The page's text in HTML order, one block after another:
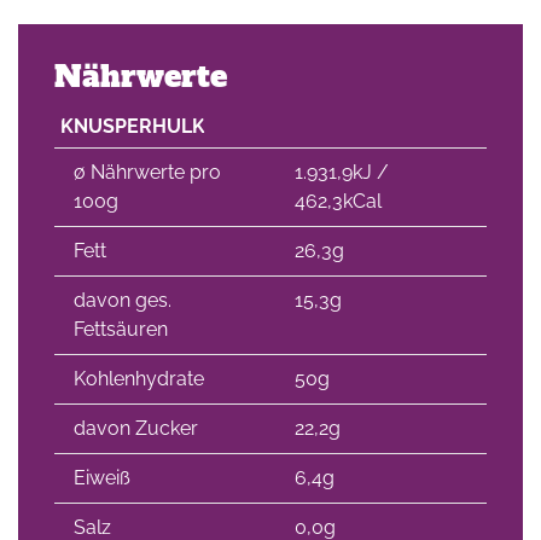
Nährwerte
KNUSPERHULK
∅ Nährwerte pro
100g
1.931,9kJ /
462,3kCal
Fett 26,3g
davon ges.
Fettsäuren
15,3g
Kohlenhydrate 50g
davon Zucker 22,2g
Eiweiß 6,4g
Salz 0,0g